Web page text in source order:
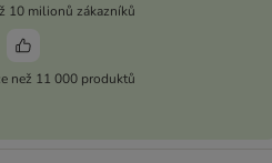
10 milionů zákazníků
než 11 000 produktů